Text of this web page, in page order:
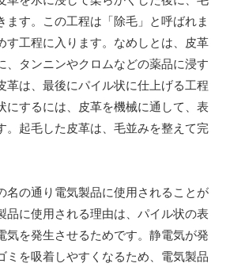
ます。この工程は「除毛」と呼ばれま
す工程に入ります。なめしとは、皮革
、タンニンやクロムなどの薬品に浸す
革は、最後にパイル状に仕上げる工程
にするには、皮革を機械に通して、表
。起毛した皮革は、毛並みを整えて完
名の通り電気製品に使用されることが
品に使用される理由は、パイル状の表
気を発生させるためです。静電気が発
ミを吸着しやすくなるため、電気製品